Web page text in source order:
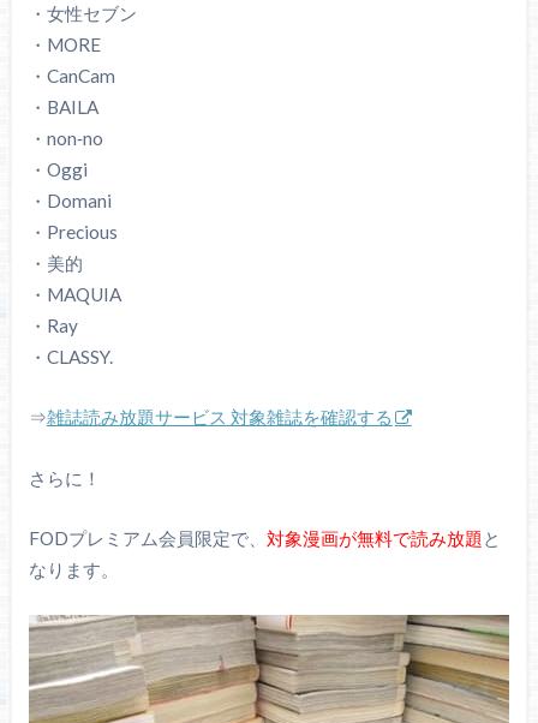
・女性セブン
・MORE
・CanCam
・BAILA
・non‐no
・Oggi
・Domani
・Precious
・美的
・MAQUIA
・Ray
・CLASSY.
⇒雑誌読み放題サービス 対象雑誌を確認する
さらに！
FODプレミアム会員限定で、 対象漫画が無料で読み放題 と
なります。